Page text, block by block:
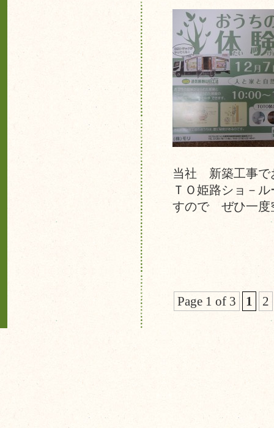
当社 新築工事
ＴＯ姫路ショ－
すので ぜひ一度
Page 1 of 3 1 2